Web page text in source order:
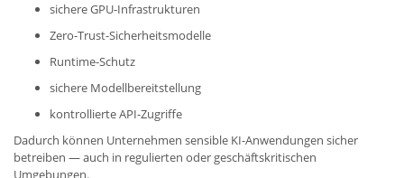
sichere GPU-Infrastrukturen
Zero-Trust-Sicherheitsmodelle
Runtime-Schutz
sichere Modellbereitstellung
kontrollierte API-Zugriffe
Dadurch können Unternehmen sensible KI-Anwendungen sicher
betreiben — auch in regulierten oder geschäftskritischen
Umgebungen.